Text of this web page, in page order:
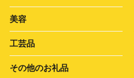
美容
工芸品
その他のお礼品